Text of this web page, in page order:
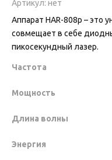
Артикул: нет
Аппарат HAR-808p – это
совмещает в себе
пикосекундный лазер.
Частота
Мощность
Длина волны
Энергия